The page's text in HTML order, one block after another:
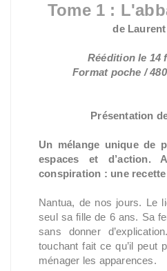
Tome 1 :
de
Réédition le 14
Format poche /
Présentation
Un mélange unique de
espaces et d’action.
conspiration : une
Nantua, de nos jours. Le
seul sa fille de 6 ans. Sa
sans donner
touchant fait ce qu’il peut
ménager les apparences.